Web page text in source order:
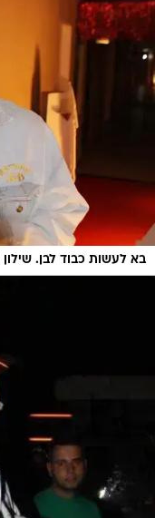
בא לעשות כבוד לבן. שילון